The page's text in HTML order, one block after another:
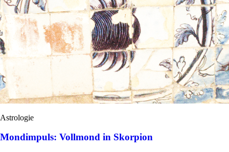
Astrologie
Mondimpuls: Vollmond in Skorpion